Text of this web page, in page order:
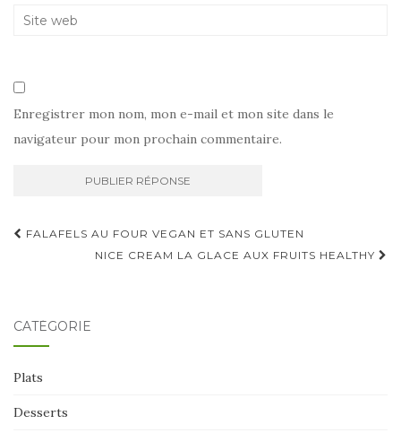
Enregistrer mon nom, mon e-mail et mon site dans le
navigateur pour mon prochain commentaire.
Navigation
d'article
FALAFELS AU FOUR VEGAN ET SANS GLUTEN
NICE CREAM LA GLACE AUX FRUITS HEALTHY
CATÉGORIE
Plats
Desserts